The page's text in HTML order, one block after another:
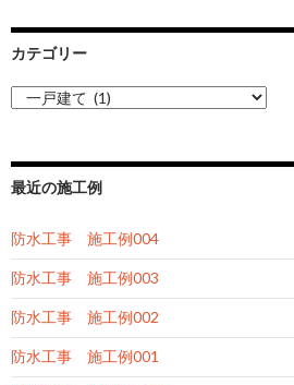
カテゴリー
テ
最近の施工例
防水工事 施工例004
防水工事 施工例003
防水工事 施工例002
防水工事 施工例001